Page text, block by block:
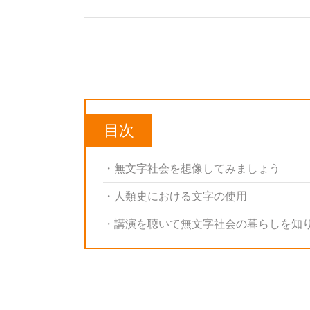
目次
無文字社会を想像してみましょう
人類史における文字の使用
講演を聴いて無文字社会の暮らしを知